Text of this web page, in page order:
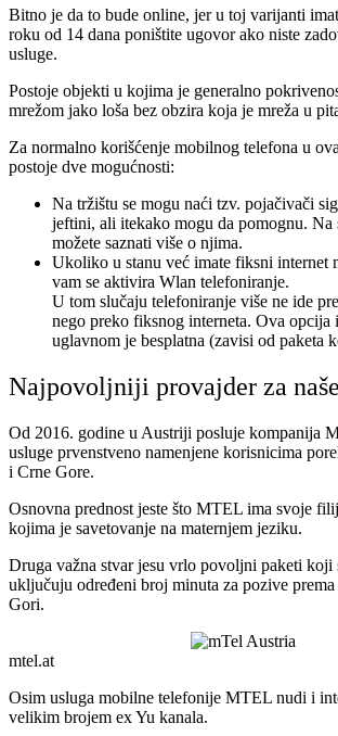
Bitno je da to bude online, jer u toj varijanti
roku od 14 dana poništite ugovor ako niste
usluge.
Postoje objekti u kojima je generalno
mrežom jako loša bez obzira koja je mreža u
Za normalno korišćenje mobilnog telefona u
postoje dve mogućnosti:
Na tržištu se mogu naći tzv. pojačivači
jeftini, ali itekako mogu da pomognu. Na
možete saznati više o njima.
Ukoliko u stanu već imate fiksni internet
vam se aktivira Wlan telefoniranje.
U tom slučaju telefoniranje više ne ide
nego preko fiksnog interneta. Ova opcija
uglavnom je besplatna (zavisi od paketa
Najpovoljniji provajder za
Od 2016. godine u Austriji posluje kompanija
usluge prvenstveno namenjene korisnicima
i Crne Gore.
Osnovna prednost jeste što MTEL ima svoje
kojima je savetovanje na maternjem jeziku.
Druga važna stvar jesu vrlo povoljni paketi koji
uključuju određeni broj minuta za pozive
Gori.
mtel.at
Osim usluga mobilne telefonije MTEL nudi i
velikim brojem ex Yu kanala.